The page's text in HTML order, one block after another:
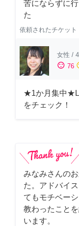
苦にならずに
た
依頼されたチケット
女性 /
sentiment_satisfied 76
★1か月集中
をチェック！
みなみさんの
た。アドバイ
てもモチベー
教わったこと
います。